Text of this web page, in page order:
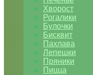
Хворост
Рогалики
Булочки
Бисквит
Пахлава
Лепешки
Пряники
Пицца